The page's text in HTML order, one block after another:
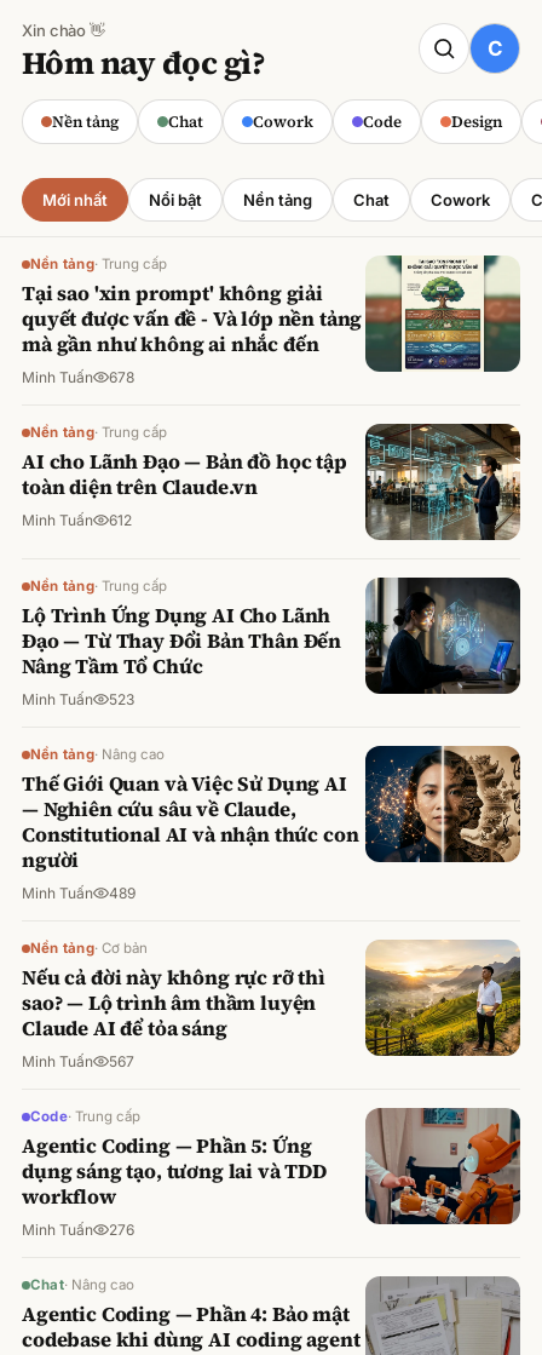
Xin chào 👋
Hôm nay đọc gì?
Nền tảng Chat Cowork Code Design
CODE
Claude cho Sales: Dự báo doanh số
chính xác
Minh Tuấn ·800 lượt xem
Mới nhất Nổi bật Nền tảng Chat Cowork
Nền tảng· Trung cấp
Tại sao 'xin prompt' không giải
quyết được vấn đề - Và lớp nền tảng
mà gần như không ai nhắc đến
Minh Tuấn 678
Nền tảng· Trung cấp
AI cho Lãnh Đạo — Bản đồ học tập
toàn diện trên Claude.vn
Minh Tuấn 612
Nền tảng· Trung cấp
Lộ Trình Ứng Dụng AI Cho Lãnh
Đạo — Từ Thay Đổi Bản Thân Đến
Nâng Tầm Tổ Chức
Minh Tuấn 523
Nền tảng· Nâng cao
Thế Giới Quan và Việc Sử Dụng AI
— Nghiên cứu sâu về Claude,
Constitutional AI và nhận thức con
người
Minh Tuấn 489
Nền tảng· Cơ bản
Nếu cả đời này không rực rỡ thì
sao? — Lộ trình âm thầm luyện
Claude AI để tỏa sáng
Minh Tuấn 567
Code· Trung cấp
Agentic Coding — Phần 5: Ứng
dụng sáng tạo, tương lai và TDD
workflow
Minh Tuấn 276
Chat· Nâng cao
Agentic Coding — Phần 4: Bảo mật
codebase khi dùng AI coding agent